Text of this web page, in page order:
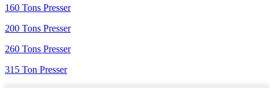
160 Tons Presser
200 Tons Presser
260 Tons Presser
315 Ton Presser